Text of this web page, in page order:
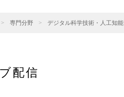
> 専門分野 > デジタル科学技術・人工知能
配信